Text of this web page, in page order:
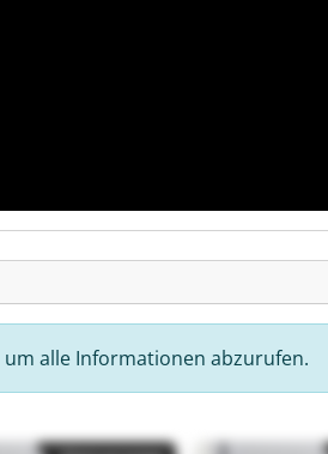
um alle Informationen abzurufen.